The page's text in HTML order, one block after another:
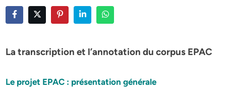
La transcription et l’annotation du corpus EPAC
Le projet EPAC : présentation générale